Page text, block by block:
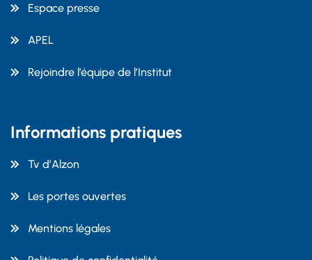
Espace presse
APEL
Rejoindre l’équipe de l’Institut
Informations pratiques
Tv d’Alzon
Les portes ouvertes
Mentions légales